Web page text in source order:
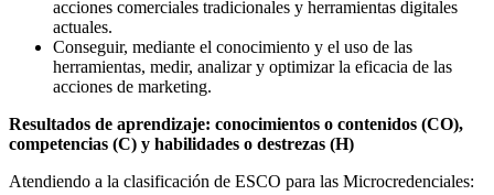
acciones comerciales tradicionales y herramientas digitales
actuales.
Conseguir, mediante el conocimiento y el uso de las
herramientas, medir, analizar y optimizar la eficacia de las
acciones de marketing.
Resultados de aprendizaje: conocimientos o contenidos (CO),
competencias (C) y habilidades o destrezas (H)
Atendiendo a la clasificación de ESCO para las Microcredenciales: